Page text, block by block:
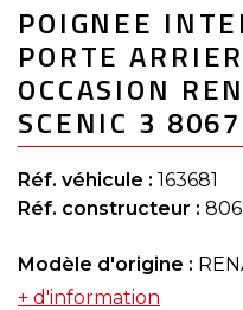
to
the
beginning
of
the
images
gallery
POIGNEE
PORTE
OCCASION
SCENIC 3
Réf. véhicule : 163681
Réf. constructeur :
Modèle d'origine :
+ d'information